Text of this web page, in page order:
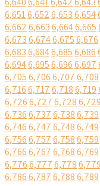
6,6516,6526,6536,654
6,6626,6636,6646,665
6,6736,6746,6756,676
6,6836,6846,6856,686
6,6946,6956,6966,697
6,7056,7066,7076,708
6,7166,7176,7186,719
6,7266,7276,7286,729
6,7366,7376,7386,739
6,7466,7476,7486,749
6,7566,7576,7586,759
6,7666,7676,7686,769
6,7766,7776,7786,779
6,7866,7876,7886,789